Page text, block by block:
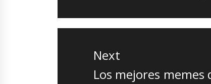
Next
Next
Los mejores memes